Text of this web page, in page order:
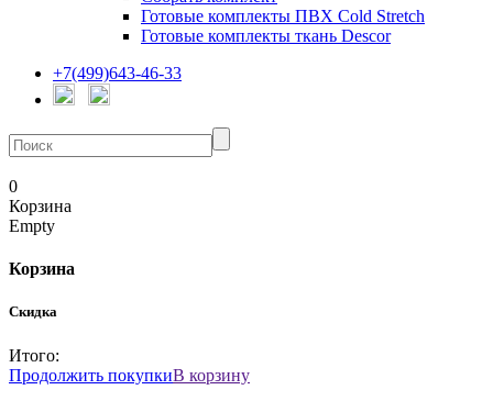
Готовые комплекты ПВХ Cold Stretch
Готовые комплекты ткань Descor
+7(499)643-46-33
0
Корзина
Empty
Корзина
Скидка
Итого:
Продолжить покупкиВ корзину